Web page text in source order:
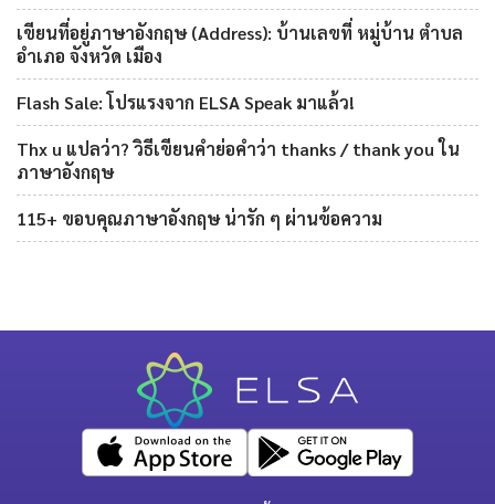
เขียนที่อยู่ภาษาอังกฤษ (Address): บ้านเลขที่ หมู่บ้าน ตำบล
อำเภอ จังหวัด เมือง
Flash Sale: โปรแรงจาก ELSA Speak มาแล้ว!
Thx u แปลว่า? วิธีเขียนคำย่อคำว่า thanks / thank you ใน
ภาษาอังกฤษ
115+ ขอบคุณภาษาอังกฤษ น่ารัก ๆ ผ่านข้อความ